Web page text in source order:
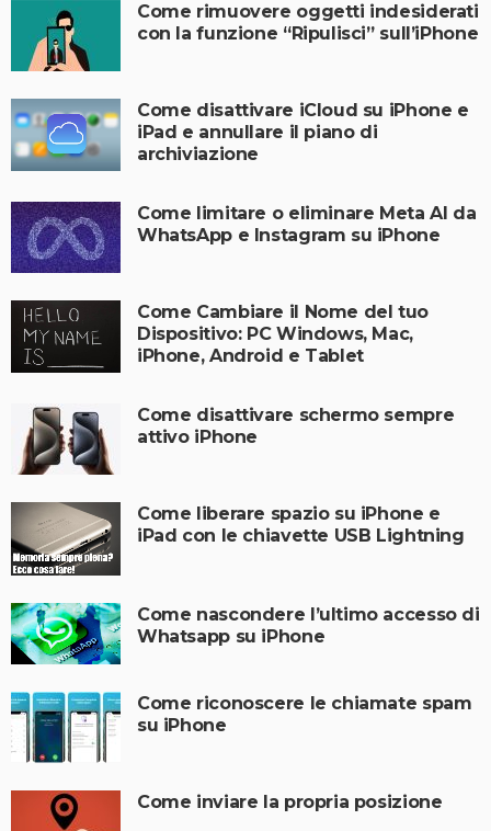
Come rimuovere oggetti indesiderati
con la funzione “Ripulisci” sull’iPhone
Come disattivare iCloud su iPhone e
iPad e annullare il piano di
archiviazione
Come limitare o eliminare Meta AI da
WhatsApp e Instagram su iPhone
Come Cambiare il Nome del tuo
Dispositivo: PC Windows, Mac,
iPhone, Android e Tablet
Come disattivare schermo sempre
attivo iPhone
Come liberare spazio su iPhone e
iPad con le chiavette USB Lightning
Come nascondere l’ultimo accesso di
Whatsapp su iPhone
Come riconoscere le chiamate spam
su iPhone
Come inviare la propria posizione